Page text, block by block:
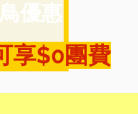
享$0團費
優惠